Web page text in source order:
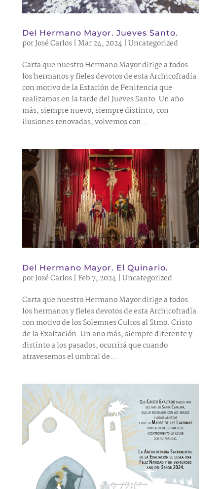
Del Hermano Mayor. Jueves Santo.
porJosé Carlos| Mar 24, 2024 | Uncategorized
Carta que nuestro Hermano Mayor dirige a todos
los hermanos y fieles devotos de esta Archicofradía
con motivo de la Estación de Penitencia que
realizamos en la tarde del Jueves Santo. Un año
más, siempre nuevo, siempre distinto, con
ilusiones renovadas, volvemos con...
Del Hermano Mayor. El Quinario.
porJosé Carlos| Feb 7, 2024 | Uncategorized
Carta que nuestro Hermano Mayor dirige a todos
los hermanos y fieles devotos de esta Archicofradía
con motivo de los Solemnes Cultos al Stmo. Cristo
de la Exaltación. Un año más, siempre diferente y
distinto a los pasados, ocurrirá que cuando
atravesemos el umbral de...